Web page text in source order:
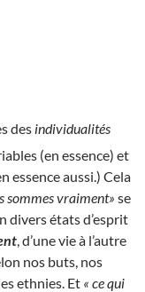
des individualités
(en essence) et
essence aussi.) Cela
sommes vraiment» se
divers états d’esprit
, d’une vie à l’autre
nos buts, nos
ethnies. Et « ce qui